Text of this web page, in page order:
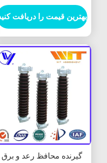
Lightning Arrester برای
سیستم متناوب 35-220kv
بهترین قیمت را دریافت کنید
گیرنده محافظ رعد و برق